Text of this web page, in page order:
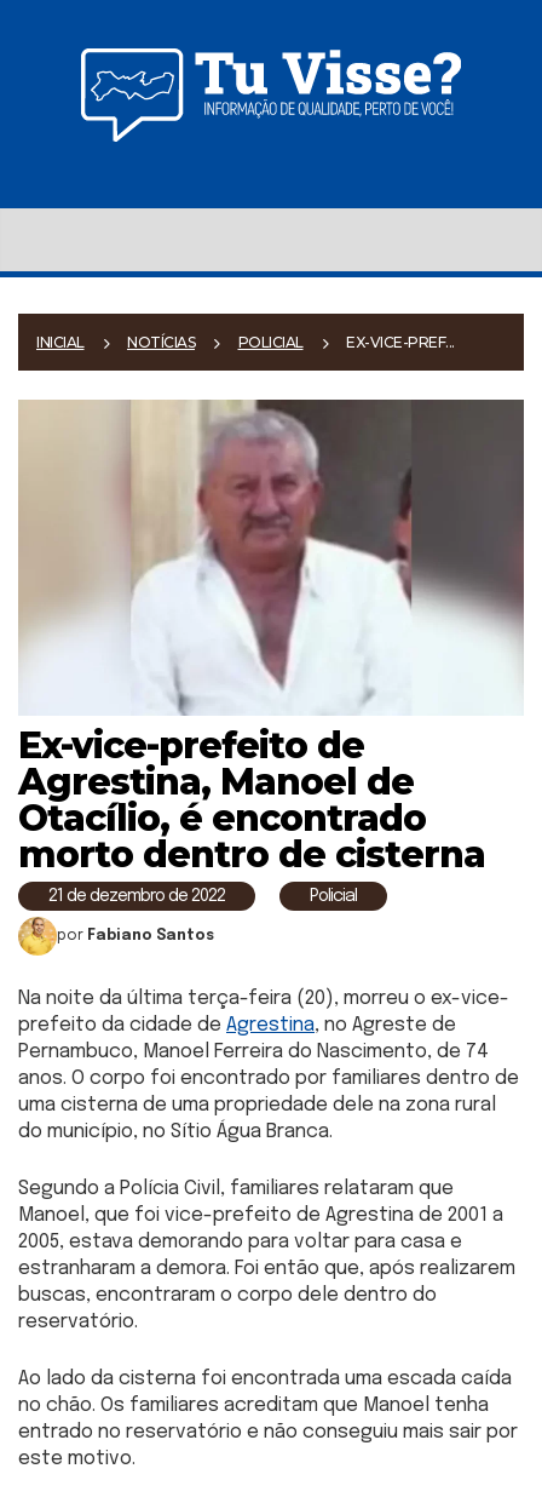
INICIAL NOTÍCIAS POLICIAL EX-VICE-PREF...
Ex-vice-prefeito de
Agrestina, Manoel de
Otacílio, é encontrado
morto dentro de cisterna
21 de dezembro de 2022 Policial
por Fabiano Santos
Na noite da última terça-feira (20), morreu o ex-vice-
prefeito da cidade de Agrestina, no Agreste de
Pernambuco, Manoel Ferreira do Nascimento, de 74
anos. O corpo foi encontrado por familiares dentro de
uma cisterna de uma propriedade dele na zona rural
do município, no Sítio Água Branca.
Segundo a Polícia Civil, familiares relataram que
Manoel, que foi vice-prefeito de Agrestina de 2001 a
2005, estava demorando para voltar para casa e
estranharam a demora. Foi então que, após realizarem
buscas, encontraram o corpo dele dentro do
reservatório.
Ao lado da cisterna foi encontrada uma escada caída
no chão. Os familiares acreditam que Manoel tenha
entrado no reservatório e não conseguiu mais sair por
este motivo.